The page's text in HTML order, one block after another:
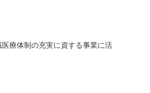
療体制の充実に資する事業に活